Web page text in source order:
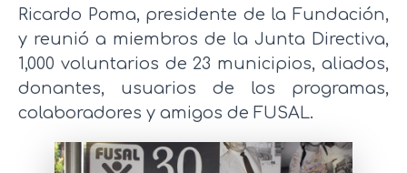
Ricardo Poma, presidente de la Fundación,
y reunió a miembros de la Junta Directiva,
1,000 voluntarios de 23 municipios, aliados,
donantes, usuarios de los programas,
colaboradores y amigos de FUSAL.